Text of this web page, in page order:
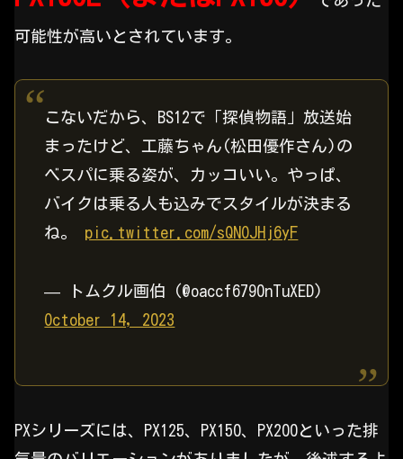
可能性が高いとされています。
こないだから、BS12で「探偵物語」放送始
まったけど、工藤ちゃん(松田優作さん)の
ベスパに乗る姿が、カッコいい。やっぱ、
バイクは乗る人も込みでスタイルが決まる
ね。 pic.twitter.com/sQNOJHj6yF
— トムクル画伯 (@oaccf6790nTuXED)
October 14, 2023
PXシリーズには、PX125、PX150、PX200といった排